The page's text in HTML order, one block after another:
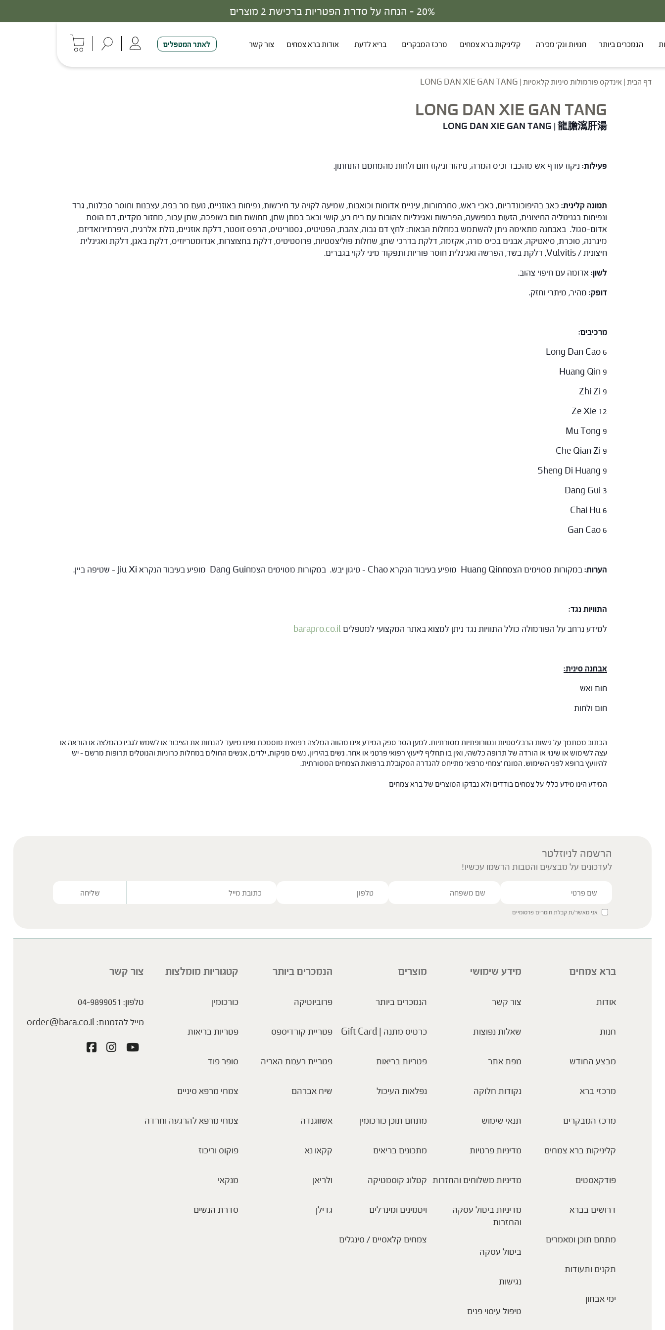
הנמכרים ביותר חנויות ונק' מכירה קליניקות ברא צמחים מרכז המבקרים בריא לדעת אודות ברא צמחים צור קשר לאתר המטפלים
דף הבית | אינדקס פורמולות סיניות קלאסיות |
LONG DAN XIE GAN TANG
LONG DAN XIE GAN TANG
LONG DAN XIE GAN TANG 龍膽瀉肝湯
פעילות: ניקוז עודף אש מהכבד וכיס המרה, טיהור וניקוז חום ולחות מהמחמם התחתון.
תמונה קלינית: כאב בהיפוכונדריום, כאבי ראש, סחרחורות, עיניים אדומות וכואבות, שמיעה לקויה עד חירשות, נפיחות באוזניים, טעם מר בפה, עצבנות וחוסר סבלנות, גרד
ונפיחות בגניטליה החיצונית, הזעות במפשעה, הפרשות ואגינליות צהובות עם ריח רע, קושי וכאב במתן שתן, תחושת חום בשופכה, שתן עכור, מחזור מקדים, דם הוסת
אדום-סגול. באבחנה מתאימה ניתן להשתמש במחלות הבאות: לחץ דם גבוה, צהבת, הפטיטיס, גסטריטיס, הרפס זוסטר, דלקת אוזניים, נזלת אלרגית, היפרתירואדיזם,
מיגרנה, סוכרת, סיאטיקה, אבנים בכיס מרה, אקזמה, דלקת בדרכי שתן, שחלות פוליצסטיות, פרוסטיטיס, דלקת בחצוצרות, אנדומטריוזיס, דלקת באגן, דלקת ואגינלית
חיצונית / Vulvitis, דלקת בשד, הפרשה ואגינלית חוסר פוריות ותפקוד מיני לקוי בגברים.
לשון: אדומה עם חיפוי צהוב.
דופק: מהיר, מיתרי וחזק.
מרכיבים:
Long Dan Cao 6
Huang Qin 9
Zhi Zi 9
Ze Xie 12
Mu Tong 9
Che Qian Zi 9
Sheng Di Huang 9
Dang Gui 3
Chai Hu 6
Gan Cao 6
הערות:במקורות מסוימים הצמחHuang Qin מופיע בעיבוד הנקרא Chao – טיגון יבש. במקורות מסוימים הצמחDang Gui מופיע בעיבוד הנקרא Jiu Xi – שטיפה ביין.
התוויות נגד:
למידע נרחב על הפורמולה כולל התוויות נגד ניתן למצוא באתר המקצועי למטפליםbarapro.co.il
אבחנה סינית:
חום ואש
חום ולחות
הכתוב מסתמך על גישות הרבליסטיות ונטורופתיות מסורתיות. למען הסר ספק המידע אינו מהווה המלצה רפואית מוסמכת ואינו מיועד להנחות את הציבור או לשמש לגביו כהמלצה או הוראה או
עצה לשימוש או שינוי או הורדה של תרופה כלשהי, ואין בו תחליף לייעוץ רפואי פרטני או אחר. נשים בהיריון, נשים מניקות, ילדים, אנשים החולים במחלות כרוניות והנוטלים תרופות מרשם – יש
להיוועץ ברופא לפני השימוש. המונח 'צמחי מרפא' מתייחס להגדרה המקובלת ברפואת הצמחים המסורתית.
המידע הינו מידע כללי על צמחים בודדים ולא נבדקו המוצרים של ברא צמחים
הרשמה לניוזלטר
לעדכונים על מבצעים והטבות הרשמו עכשיו!
אני מאשר/ת קבלת חומרים פרסומיים
ברא צמחים
אודות
חנות
מבצע החודש
מרכזי ברא
מרכז המבקרים
קליניקות ברא צמחים
פודקאסטים
דרושים בברא
מתחם תוכן ומאמרים
תקנים ותעודות
ימי אבחון
מידע שימושי
צור קשר
שאלות נפוצות
מפת אתר
נקודות חלוקה
תנאי שימוש
מדיניות פרטיות
מדיניות משלוחים והחזרות
מדיניות ביטול עסקה
והחזרות
ביטול עסקה
נגישות
טיפול עיסוי פנים
מוצרים
הנמכרים ביותר
כרטיס מתנה | Gift Card
פטריות בריאות
נפלאות העיכול
מתחם תוכן כורכומין
מתכונים בריאים
קטלוג קוסמטיקה
ויטמינים ומינרלים
צמחים קלאסיים / סינגלים
הנמכרים ביותר
פרוביוטיקה
פטריית קורדיספס
פטריית רעמת האריה
שיח אברהם
אשווגנדה
קקאו נא
ולריאן
גדילן
קטגוריות מומלצות
כורכומין
פטריות בריאות
סופר פוד
צמחי מרפא סיניים
צמחי מרפא להרגעה וחרדה
פוקוס וריכוז
מנקאי
סדרת הנשים
צור קשר
טלפון: 04-9899051
מייל להזמנות:order@bara.co.il